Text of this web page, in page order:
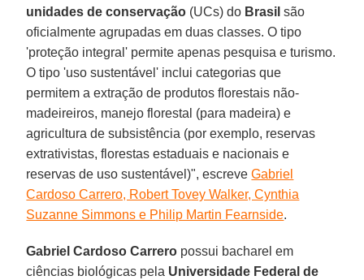
unidades de conservação (UCs) do Brasil são
oficialmente agrupadas em duas classes. O tipo
'proteção integral' permite apenas pesquisa e turismo.
O tipo 'uso sustentável' inclui categorias que
permitem a extração de produtos florestais não-
madeireiros, manejo florestal (para madeira) e
agricultura de subsistência (por exemplo, reservas
extrativistas, florestas estaduais e nacionais e
reservas de uso sustentável)", escreveGabriel
Cardoso Carrero, Robert Tovey Walker, Cynthia
Suzanne Simmons e Philip Martin Fearnside.
Gabriel Cardoso Carrero possui bacharel em
ciências biológicas pela Universidade Federal de